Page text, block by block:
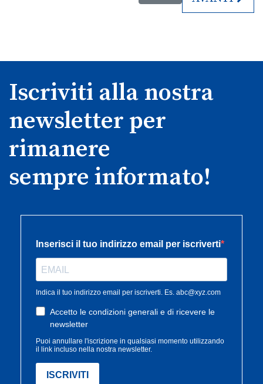
Iscriviti alla nostra
newsletter per
rimanere
sempre informato!